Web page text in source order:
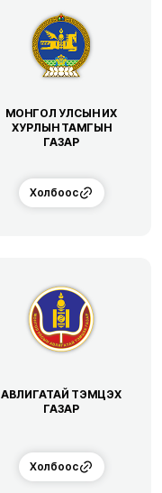
МОНГОЛ УЛСЫН ИХ
ХУРЛЫН ТАМГЫН
ГАЗАР
Холбоос
АВЛИГАТАЙ ТЭМЦЭХ
ГАЗАР
Холбоос